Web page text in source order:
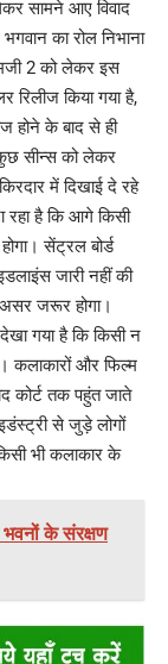
सामने आए विवाद
का रोल निभाना
2 को लेकर इस
रिलीज किया गया है,
होने के बाद से ही
सीन्स को लेकर
में दिखाई दे रहे
रहा है कि आगे किसी
सेंट्रल बोर्ड
जारी नहीं की
असर जरूर होगा।
गया है कि किसी न
कलाकारों और फिल्म
कोर्ट तक पहुंत जाते
से जुड़े लोगों
भी कलाकार के
भवनों के संरक्षण